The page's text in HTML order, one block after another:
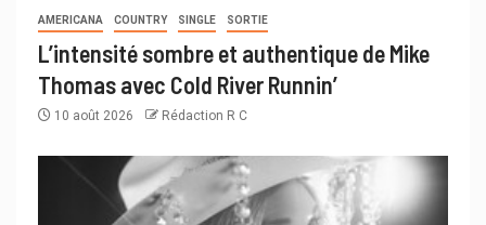
AMERICANA COUNTRY SINGLE SORTIE
L’intensité sombre et authentique de Mike
Thomas avec Cold River Runnin’
10 août 2026 Rédaction R C